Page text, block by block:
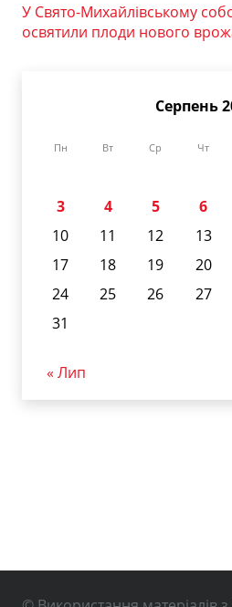
У Свято-Михайлівському
освятили плоди нового
Серпень
Пн Вт Ср Чт
3
4 5 6
10
11 12 13
17
18 19 20
24
25 26 27
31
« Лип